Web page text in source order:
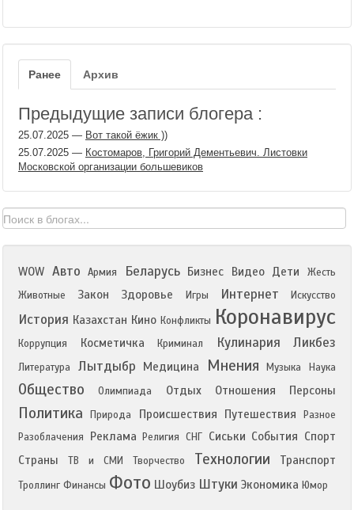
Ранее Архив
Предыдущие записи блогера :
25.07.2025 — Вот такой ёжик ))
25.07.2025 — Костомаров, Григорий Дементьевич. Листовки
Московской организации большевиков
WOW Авто Армия Беларусь Бизнес Видео Дети
Жесть
Животные
Закон Здоровье Игры Интернет Искусство
История Казахстан Кино Конфликты Коронавирус
Коррупция Косметичка Криминал Кулинария Ликбез
Литература Лытдыбр Медицина Мнения Музыка Наука
Общество Олимпиада Отдых Отношения Персоны
Политика Природа Происшествия Путешествия
Разное
Разоблачения
Реклама Религия СНГ Сиськи События Спорт
Страны
ТВ и СМИ Творчество Технологии Транспорт
Троллинг Финансы Фото Шоубиз Штуки Экономика Юмор